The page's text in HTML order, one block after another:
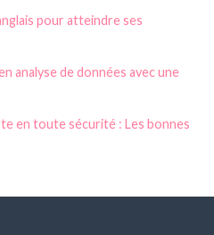
pour atteindre ses
analyse de données avec une
en toute sécurité : Les bonnes